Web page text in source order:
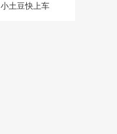
小土豆快上车